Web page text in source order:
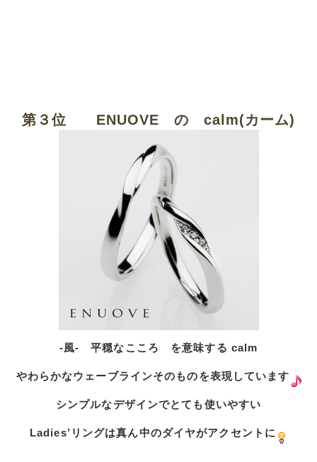
第３位 ENUOVE の calm(カーム)
-風- 平穏なこころ を意味する calm
やわらかなウェーブラインそのものを表現しています
シンプルなデザインでとても使いやすい
Ladies’リングは真ん中のダイヤがアクセントに